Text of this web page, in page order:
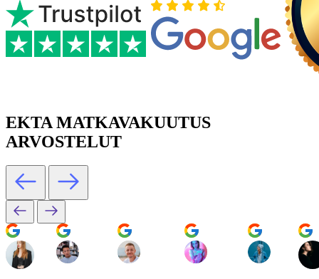
EKTA MATKAVAKUUTUS
ARVOSTELUT